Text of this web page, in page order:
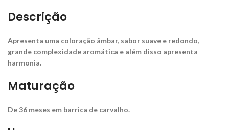
Descrição
Apresenta uma coloração âmbar, sabor suave e redondo,
grande complexidade aromática e além disso apresenta
harmonia.
Maturação
De 36 meses em barrica de carvalho.